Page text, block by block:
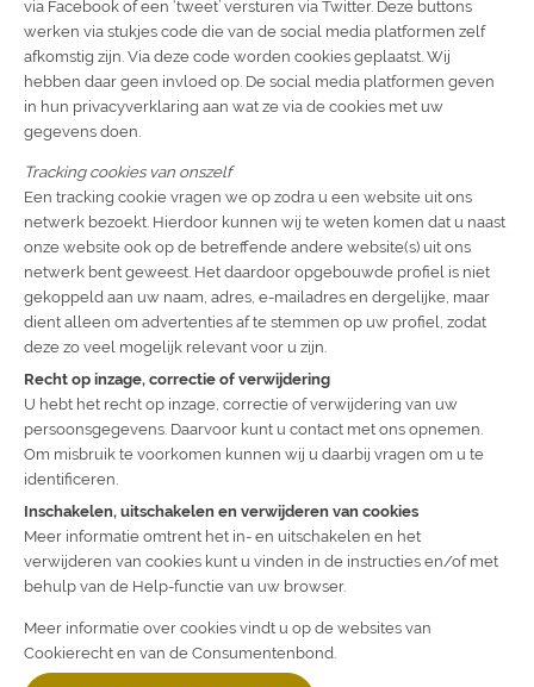
via Facebook of een ‘tweet’ versturen via Twitter. Deze buttons
werken via stukjes code die van de social media platformen zelf
afkomstig zijn. Via deze code worden cookies geplaatst. Wij
hebben daar geen invloed op. De social media platformen geven
in hun privacyverklaring aan wat ze via de cookies met uw
gegevens doen.
Tracking cookies van onszelf
Een tracking cookie vragen we op zodra u een website uit ons
netwerk bezoekt. Hierdoor kunnen wij te weten komen dat u naast
onze website ook op de betreffende andere website(s) uit ons
netwerk bent geweest. Het daardoor opgebouwde profiel is niet
gekoppeld aan uw naam, adres, e-mailadres en dergelijke, maar
dient alleen om advertenties af te stemmen op uw profiel, zodat
deze zo veel mogelijk relevant voor u zijn.
Recht op inzage, correctie of verwijdering
U hebt het recht op inzage, correctie of verwijdering van uw
persoonsgegevens. Daarvoor kunt u contact met ons opnemen.
Om misbruik te voorkomen kunnen wij u daarbij vragen om u te
identificeren.
Inschakelen, uitschakelen en verwijderen van cookies
Meer informatie omtrent het in- en uitschakelen en het
verwijderen van cookies kunt u vinden in de instructies en/of met
behulp van de Help-functie van uw browser.
Meer informatie over cookies vindt u op de websites van
Cookierecht en van de Consumentenbond.